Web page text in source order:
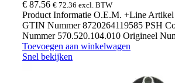
€ 87.56 € 72.36 excl. BTW
Product Informatie O.E.M. +Line
GTIN Nummer 8720264119585 PSH
Nummer 570.520.104.010 Origineel
Toevoegen aan winkelwagen
Snel bekijken